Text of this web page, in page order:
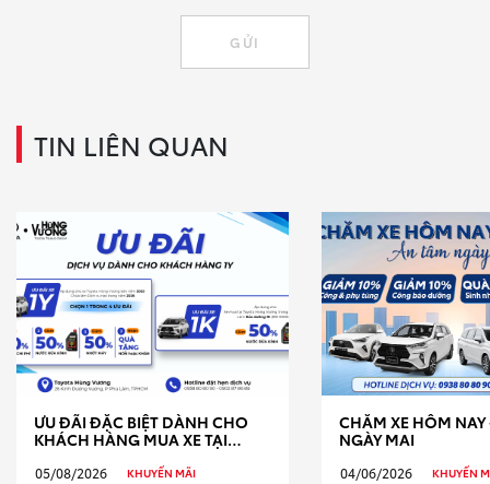
TIN LIÊN QUAN
ƯU ĐÃI ĐẶC BIỆT DÀNH CHO
KHÁCH HÀNG MUA XE TẠI
05/08/2026 KHUYẾN MÃI
CHĂM XE HÔM
NGÀY MAI
04/06/2026 KHUYẾN